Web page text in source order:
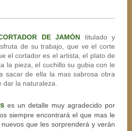
DE JAMÓN titulado y
de su trabajo, que ve el corte
el cortador es el artista, el plato de
la pieza, el cuchillo su gubia con le
sacar de ella la mas sabrosa obra
la naturaleza.
es un detalle muy agradecido por
siempre encontrará el que mas le
que les sorprenderá y verán